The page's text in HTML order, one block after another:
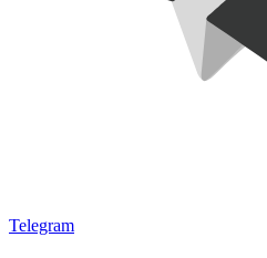
Telegram